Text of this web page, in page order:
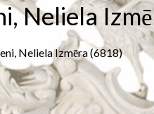
Neliela
Neliela Izmēra (6818)